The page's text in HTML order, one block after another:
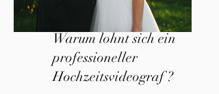
Warum lohnt sich ein
professioneller
Hochzeitsvideograf ?